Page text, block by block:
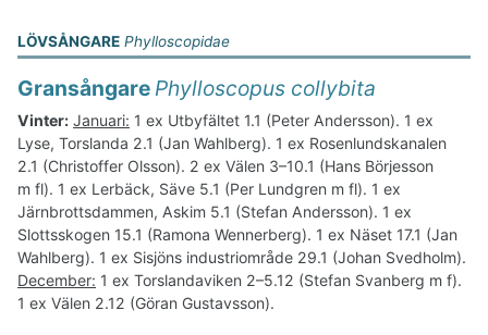
LÖVSÅNGARE Phylloscopidae
Gransångare Phylloscopus collybita
Vinter: Januari: 1 ex Utbyfältet 1.1 (Peter Andersson). 1 ex
Lyse, Torslanda 2.1 (Jan Wahlberg). 1 ex Rosenlundskanalen
2.1 (Christoffer Olsson). 2 ex Välen 3–10.1 (Hans Börjesson
m fl). 1 ex Lerbäck, Säve 5.1 (Per Lundgren m fl). 1 ex
Järnbrottsdammen, Askim 5.1 (Stefan Andersson). 1 ex
Slottsskogen 15.1 (Ramona Wennerberg). 1 ex Näset 17.1 (Jan
Wahlberg). 1 ex Sisjöns industriområde 29.1 (Johan Svedholm).
December: 1 ex Torslandaviken 2–5.12 (Stefan Svanberg m f).
1 ex Välen 2.12 (Göran Gustavsson).